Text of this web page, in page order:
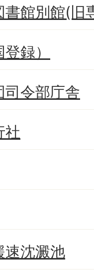
書館別館(旧
録）
司令部庁舎
社
速沈澱池